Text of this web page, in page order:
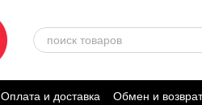
Оплата и доставка Обмен и возврат